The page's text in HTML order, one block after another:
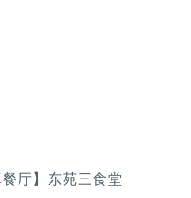
厅】东苑三食堂